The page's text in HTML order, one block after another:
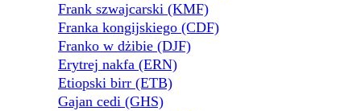
Frank szwajcarski (KMF)
Franka kongijskiego (CDF)
Franko w dżibie (DJF)
Erytrej nakfa (ERN)
Etiopski birr (ETB)
Gajan cedi (GHS)